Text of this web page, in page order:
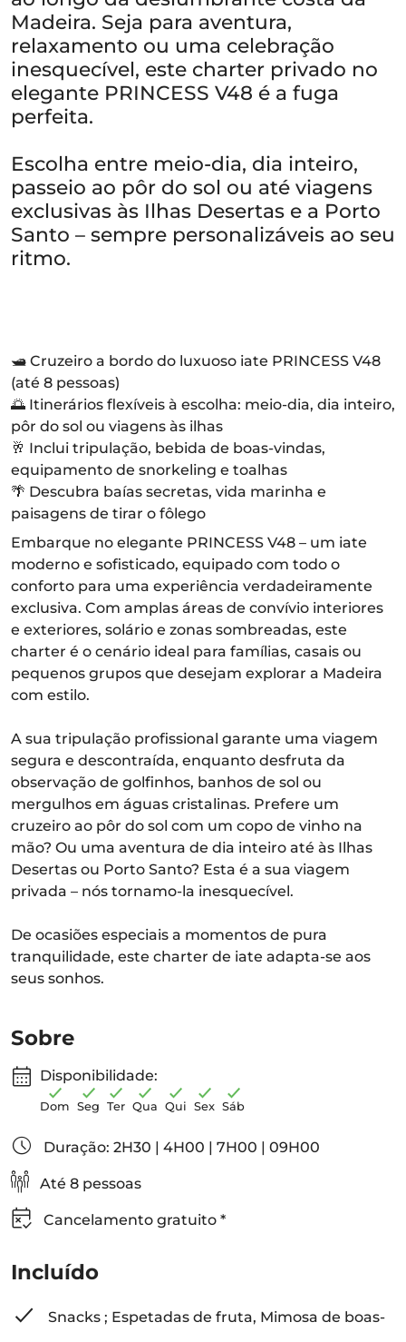
Madeira. Seja para aventura,
relaxamento ou uma celebração
inesquecível, este charter privado no
elegante PRINCESS V48 é a fuga
perfeita.
Escolha entre meio-dia, dia inteiro,
passeio ao pôr do sol ou até viagens
exclusivas às Ilhas Desertas e a Porto
Santo – sempre personalizáveis ao seu
ritmo.
🛥️ Cruzeiro a bordo do luxuoso iate PRINCESS V48
(até 8 pessoas)
🌅 Itinerários flexíveis à escolha: meio-dia, dia inteiro,
pôr do sol ou viagens às ilhas
🥂 Inclui tripulação, bebida de boas-vindas,
equipamento de snorkeling e toalhas
🌴 Descubra baías secretas, vida marinha e
paisagens de tirar o fôlego
Embarque no elegante PRINCESS V48 – um iate
moderno e sofisticado, equipado com todo o
conforto para uma experiência verdadeiramente
exclusiva. Com amplas áreas de convívio interiores
e exteriores, solário e zonas sombreadas, este
charter é o cenário ideal para famílias, casais ou
pequenos grupos que desejam explorar a Madeira
com estilo.
A sua tripulação profissional garante uma viagem
segura e descontraída, enquanto desfruta da
observação de golfinhos, banhos de sol ou
mergulhos em águas cristalinas. Prefere um
cruzeiro ao pôr do sol com um copo de vinho na
mão? Ou uma aventura de dia inteiro até às Ilhas
Desertas ou Porto Santo? Esta é a sua viagem
privada – nós tornamo-la inesquecível.
De ocasiões especiais a momentos de pura
tranquilidade, este charter de iate adapta-se aos
seus sonhos.
Sobre
Disponibilidade:
Dom Seg Ter Qua Qui Sex Sáb
Duração: 2H30 | 4H00 | 7H00 | 09H00
Até 8 pessoas
Cancelamento gratuito *
Incluído
Snacks ; Espetadas de fruta, Mimosa de boas-